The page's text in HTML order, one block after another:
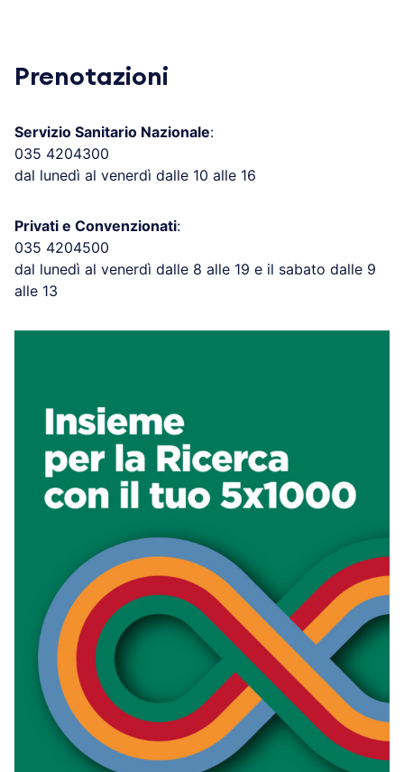
Prenotazioni
Servizio Sanitario Nazionale:
035 4204300
dal lunedì al venerdì dalle 10 alle 16
Privati e Convenzionati:
035 4204500
dal lunedì al venerdì dalle 8 alle 19 e il sabato dalle 9
alle 13